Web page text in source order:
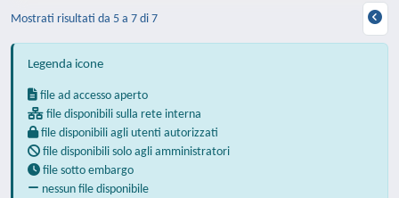
Mostrati risultati da 5 a 7 di 7
Legenda icone
file ad accesso aperto
file disponibili sulla rete interna
file disponibili agli utenti autorizzati
file disponibili solo agli amministratori
file sotto embargo
nessun file disponibile